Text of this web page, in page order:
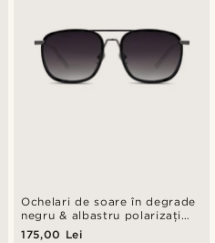
Ochelari de soare în degrade
negru & albastru polarizați
double-bridge
175,00 Lei